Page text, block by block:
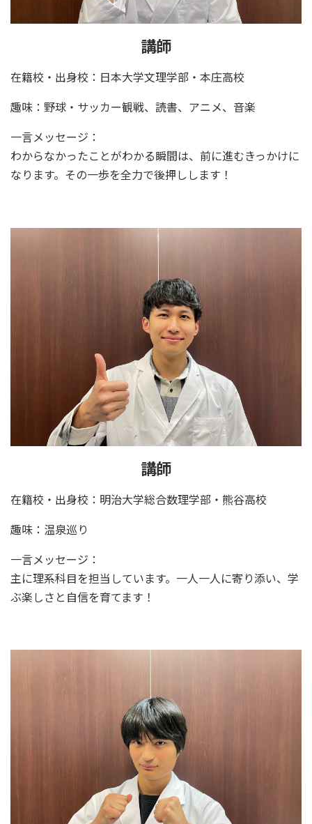
講師
在籍校・出身校：日本大学文理学部・本庄高校
趣味：野球・サッカー観戦、読書、アニメ、音楽
一言メッセージ：
わからなかったことがわかる瞬間は、前に進むきっかけに
なります。その一歩を全力で後押しします！
講師
在籍校・出身校：明治大学総合数理学部・熊谷高校
趣味：温泉巡り
一言メッセージ：
主に理系科目を担当しています。一人一人に寄り添い、学
ぶ楽しさと自信を育てます！